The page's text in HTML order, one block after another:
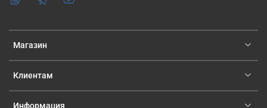
Магазин
Клиентам
Информация